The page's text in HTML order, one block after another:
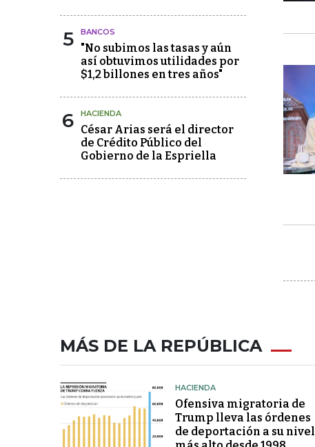
5 BANCOS
"No subimos las tasas y aún
así obtuvimos utilidades por
$1,2 billones en tres años"
6 HACIENDA
César Arias será el director
de Crédito Público del
Gobierno de la Espriella
MÁS DE LA REPÚBLICA
HACIENDA
Ofensiva migratoria de
Trump lleva las órdenes
de deportación a su nivel